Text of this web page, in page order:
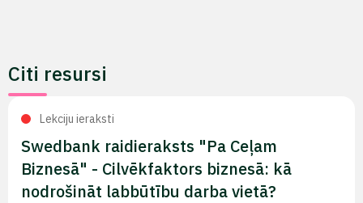
Citi resursi
Lekciju ieraksti
Swedbank raidieraksts "Pa Ceļam
Biznesā" - Cilvēkfaktors biznesā: kā
nodrošināt labbūtību darba vietā?